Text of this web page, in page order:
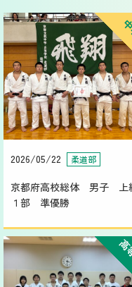
2026/05/22 柔道部
京都府高校総体 男子 上
１部 準優勝